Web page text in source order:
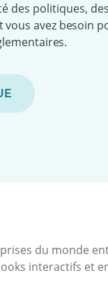
des politiques, des
avez besoin
du monde
interactifs et